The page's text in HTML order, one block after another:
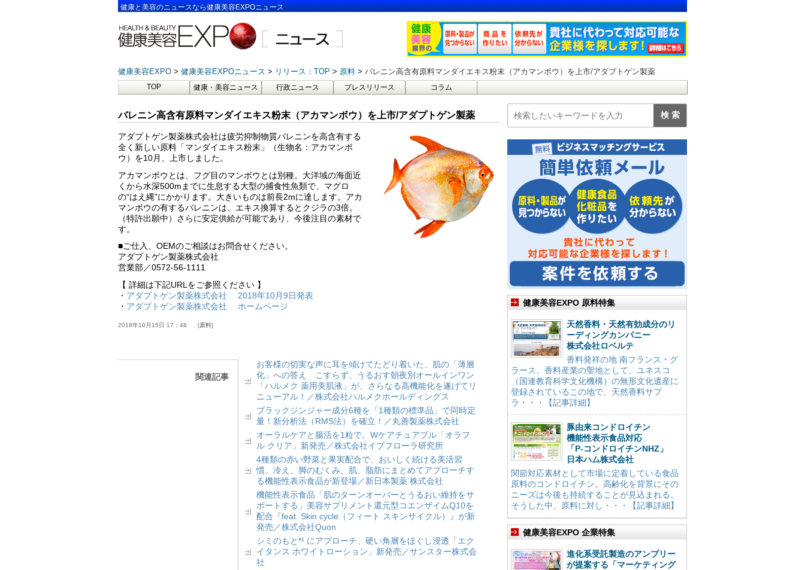
健康と美容のニュースなら健康美容EXPOニュース
健康美容EXPO 健康美容EXPOニュース リリース：TOP 原料 バレニン高含有原料マンダイエキス粉末（アカマンボウ）を上市/アダプトゲン製薬
TOP 健康・美容ニュース 行政ニュース プレスリリース コラム
バレニン高含有原料マンダイエキス粉末（アカマンボウ）を上市/アダプトゲン製薬
アダプトゲン製薬株式会社は疲労抑制物質バレニンを高含有する
全く新しい原料「マンダイエキス粉末」（生物名：アカマンボ
ウ）を10月、上市しました。
アカマンボウとは、フグ目のマンボウとは別種。大洋域の海面近
くから水深500mまでに生息する大型の捕食性魚類で、マグロ
の“はえ縄”にかかります。大きいものは前長2mに達します。アカ
マンボウの有するバレニンは、エキス換算するとクジラの3倍。
（特許出願中）さらに安定供給が可能であり、今後注目の素材で
す。
■ご仕入、OEMのご相談はお問合せください。
アダプトゲン製薬株式会社
営業部／0572-56-1111
【 詳細は下記URLをご参照ください 】
・ アダプトゲン製薬株式会社 2018年10月9日発表
・ アダプトゲン製薬株式会社 ホームページ
2018年10月15日 17：48 原料
関連記事
お客様の切実な声に耳を傾けてたどり着いた、肌の「薄層
化」への答え こすらず、うるおす朝夜別オールインワン
「ハルメク 薬用美肌液」が、さらなる高機能化を遂げてリ
ニューアル！／株式会社ハルメクホールディングス
ブラックジンジャー成分6種を「1種類の標準品」で同時定
量！新分析法（RMS法）を確立！／丸善製薬株式会社
オーラルケアと腸活を1粒で。Wケアチュアブル「オラフ
ル クリア」新発売／株式会社イブフローラ研究所
4種類の赤い野菜と果実配合で、おいしく続ける美活習
慣。冷え、脚のむくみ、肌、脂肪にまとめてアプローチす
る機能性表示食品が新登場／新日本製薬 株式会社
機能性表示食品「肌のターンオーバーとうるおい維持をサ
ポートする」美容サプリメント還元型コエンザイムQ10を
配合『feat. Skin cycle（フィート スキンサイクル）』が新
発売／株式会社Quon
シミのもと*¹ にアプローチ、硬い角層をほぐし浸透「エク
イタンス ホワイトローション」新発売／サンスター株式会
社
健康美容EXPO 原料特集
天然香料・天然有効成分のリ
ーディングカンパニー
株式会社ロベルテ
香料発祥の地 南フランス・グ
ラース。香料産業の聖地として、ユネスコ
（国連教育科学文化機構）の無形文化遺産に
登録されているこの地で、天然香料サプ
ラ・・・【記事詳細】
豚由来コンドロイチン
機能性表示食品対応
「P-コンドロイチンNHZ」
日本ハム株式会社
関節対応素材として市場に定着している食品
原料のコンドロイチン。高齢化を背景にその
ニーズは今後も持続することが見込まれる。
そうした中、原料に対し・・・【記事詳細】
健康美容EXPO 企業特集
進化系受託製造のアンプリー
が提案する「マーケティング